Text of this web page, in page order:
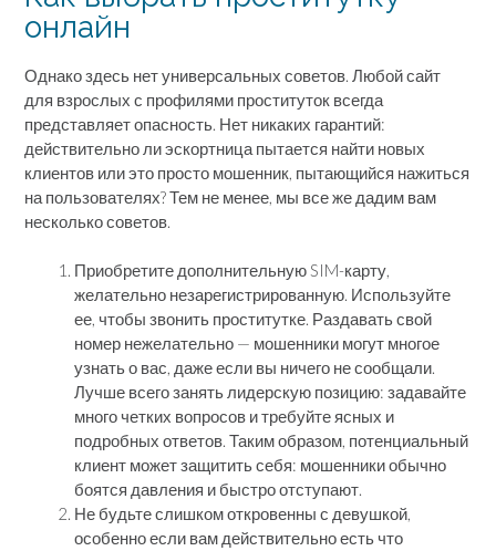
онлайн
Однако здесь нет универсальных советов. Любой сайт
для взрослых с профилями проституток всегда
представляет опасность. Нет никаких гарантий:
действительно ли эскортница пытается найти новых
клиентов или это просто мошенник, пытающийся нажиться
на пользователях? Тем не менее, мы все же дадим вам
несколько советов.
Приобретите дополнительную SIM-карту,
желательно незарегистрированную. Используйте
ее, чтобы звонить проститутке. Раздавать свой
номер нежелательно — мошенники могут многое
узнать о вас, даже если вы ничего не сообщали.
Лучше всего занять лидерскую позицию: задавайте
много четких вопросов и требуйте ясных и
подробных ответов. Таким образом, потенциальный
клиент может защитить себя: мошенники обычно
боятся давления и быстро отступают.
Не будьте слишком откровенны с девушкой,
особенно если вам действительно есть что